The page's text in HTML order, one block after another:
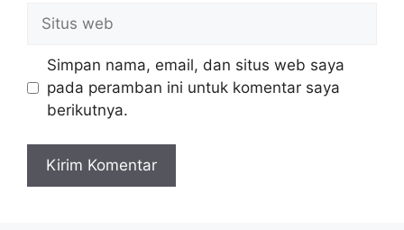
web
Simpan nama, email, dan situs web saya
pada peramban ini untuk komentar saya
berikutnya.